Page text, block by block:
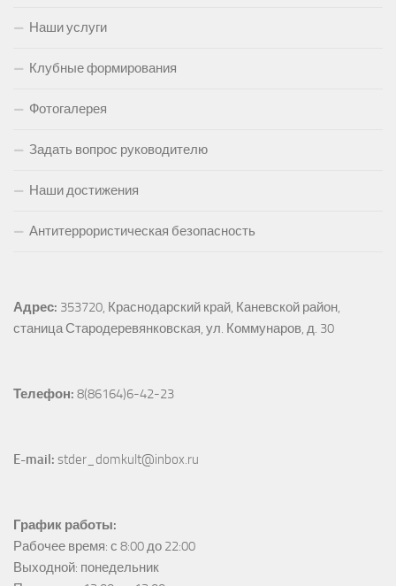
Наши услуги
Клубные формирования
Фотогалерея
Задать вопрос руководителю
Наши достижения
Антитеррористическая безопасность
Адрес: 353720, Краснодарский край, Каневской район,
станица Стародеревянковская, ул. Коммунаров, д. 30
Телефон: 8(86164)6-42-23
E-mail: stder_domkult@inbox.ru
График работы:
Рабочее время: с 8:00 до 22:00
Выходной: понедельник